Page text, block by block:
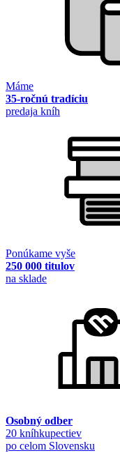
Máme
35-ročnú tradíciu
predaja kníh
Ponúkame vyše
250 000 titulov
na sklade
Osobný odber
20 kníhkupectiev
po celom Slovensku